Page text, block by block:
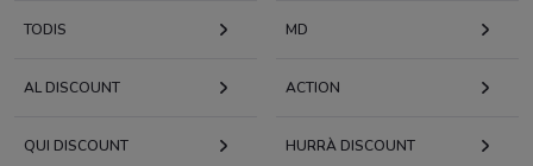
TODIS MD
AL DISCOUNT ACTION
QUI DISCOUNT HURRÀ DISCOUNT